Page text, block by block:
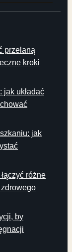
przelaną
kroki
jak układać
jak
różne
by